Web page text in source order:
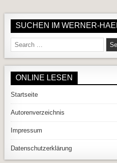
SUCHEN IM WERNER-
Search for:
ONLINE LESEN
Startseite
Autorenverzeichnis
Impressum
Datenschutzerklärung